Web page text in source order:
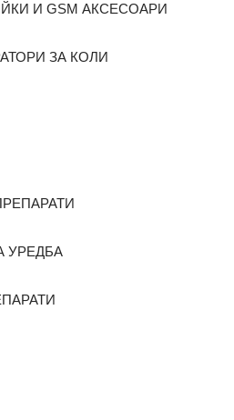
И GSM АКСЕСОАРИ
ЗА КОЛИ
УРЕДБА